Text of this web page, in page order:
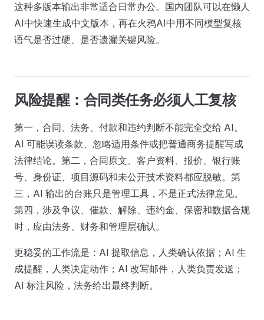
这种多版本输出非常适合日常办公。国内团队可以在懒人
AI中快速生成中文版本，再在火鸦AI中用不同模型复核
语气是否过硬、是否遗漏关键风险。
风险提醒：合同类任务必须人工复核
第一，合同、法务、付款和违约判断不能完全交给 AI。
AI 可能误读条款、忽略适用条件或把普通商务提醒写成
法律结论。第二，合同原文、客户资料、报价、银行账
号、身份证、项目源码和未公开技术资料都应脱敏。第
三，AI 输出的台账只是管理工具，不是正式法律意见。
第四，涉及争议、催款、解除、违约金、保密和数据合规
时，应由法务、财务和管理层确认。
更稳妥的工作流是：AI 提取信息，人类确认依据；AI 生
成提醒，人类决定动作；AI 改写邮件，人类负责发送；
AI 标注风险，法务给出最终判断。